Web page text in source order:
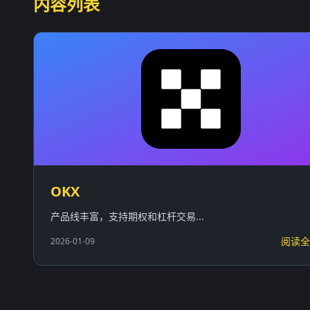
OKX
产品线丰富，支持期权和杠杆交易...
2026-01-09 阅读